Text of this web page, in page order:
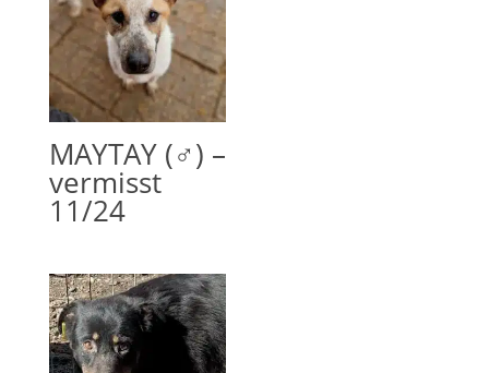
MAYTAY (♂) –
vermisst
11/24